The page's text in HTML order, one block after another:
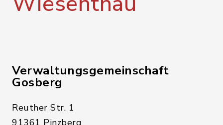
Verwaltungsgemeinschaft
Gosberg
Reuther Str. 1
91361 Pinzberg